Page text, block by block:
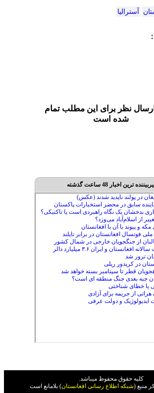
آسترالیا
نظر برای این مطلب تمام
شده است
پربیننده ترین اخبار 48 ساعت گذشته
کليه حقوق محفوظ ميباشد.
منبع (شبکه اطلاع رسانی افغانستان) بلامانع است